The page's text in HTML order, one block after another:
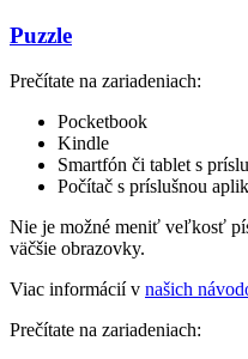
Puzzle
Prečítate na zariadeniach:
Pocketbook
Kindle
Smartfón či tablet s
Počítač s príslušnou
Nie je možné meniť veľkosť
väčšie obrazovky.
Viac informácií v našich
Prečítate na zariadeniach: